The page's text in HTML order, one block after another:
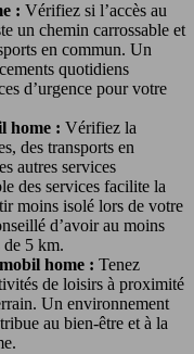
: Vérifiez si l’accès au
un chemin carrossable et
en commun. Un
quotidiens
d’urgence pour votre
home : Vérifiez la
des transports en
autres services
des services facilite la
moins isolé lors de votre
d’avoir au moins
5 km.
home : Tenez
de loisirs à proximité
Un environnement
au bien-être et à la